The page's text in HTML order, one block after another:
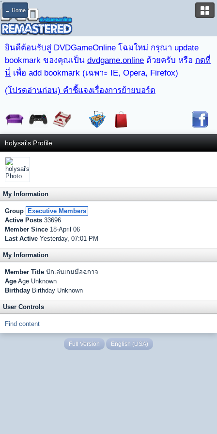
`
← Home
ยินดีต้อนรับสู่ DVDGameOnline โฉมใหม่ กรุณา update
bookmark ของคุณเป็น dvdgame.online ด้วยครับ หรือ กดที่
นี่ เพื่อ add bookmark (เฉพาะ IE, Opera, Firefox)
(โปรดอ่านก่อน) คำชี้แจงเรื่องการย้ายบอร์ด
holysai's Profile
My Information
Group
Executive Members
Active Posts 33696
Member Since 18-April 06
Last Active Yesterday, 07:01 PM
My Information
Member Title นักเล่นเกมมือฉกาจ
Age Age Unknown
Birthday Birthday Unknown
User Controls
Find content
Full Version English (USA)